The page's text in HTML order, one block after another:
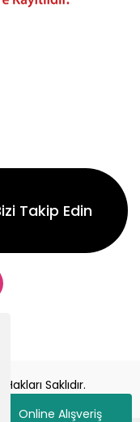
Online Alışveriş
Takip Edin
Saklıdır.